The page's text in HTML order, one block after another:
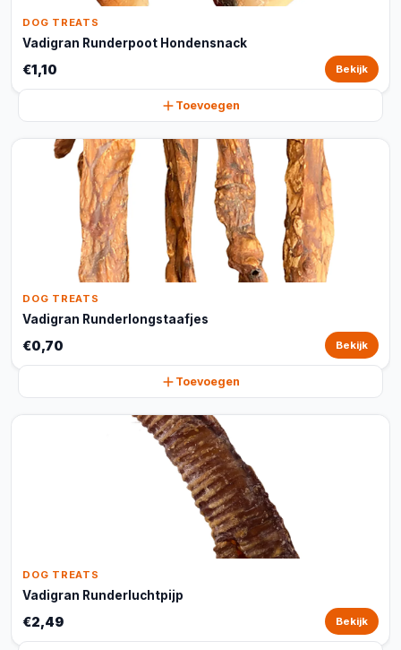
DOG TREATS
Vadigran Runderpoot Hondensnack
€1,10 Bekijk
Toevoegen
DOG TREATS
Vadigran Runderlongstaafjes
€0,70 Bekijk
Toevoegen
DOG TREATS
Vadigran Runderluchtpijp
€2,49 Bekijk